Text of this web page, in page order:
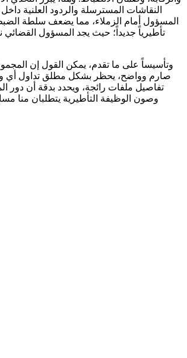
النقاشات المسترسلة والردود العلنية
المسؤول أمام الزملاء، مما يضعف سلطة
تأطيرياً جديداً؛ حيث يجد المسؤول
​وتأسيساً على ما تقدم، يمكن القول إن
تفاصيل ملفات رائجة، ويحدد بدقة أن دور
وصون الوظيفة التأطيرية يتطلبان منا